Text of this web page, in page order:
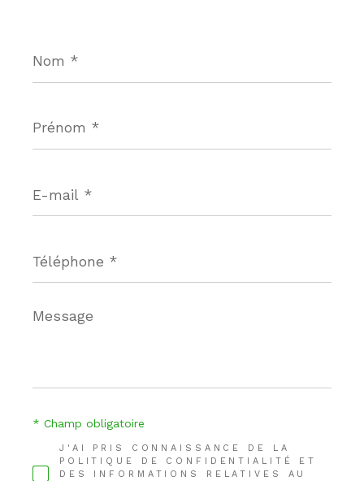
*
*
mail
*
*
Message
*
J'AI PRIS CONNAISSANCE DE LA
POLITIQUE DE CONFIDENTIALITÉ ET
DES INFORMATIONS RELATIVES AU
* Champ obligatoire